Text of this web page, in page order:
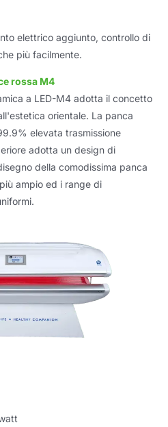
elettrico aggiunto, controllo di
più facilmente.
rossa M4
a LED-M4 adotta il concetto
orientale. La panca
elevata trasmissione
adotta un design di
della comodissima panca
ampio ed i range di